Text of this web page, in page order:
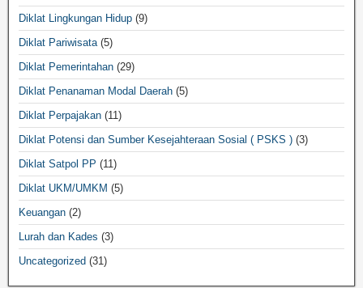
Diklat Lingkungan Hidup (9)
Diklat Pariwisata(5)
Diklat Pemerintahan (29)
Diklat Penanaman Modal Daerah (5)
Diklat Perpajakan (11)
Diklat Potensi dan Sumber Kesejahteraan Sosial ( PSKS ) (3)
Diklat Satpol PP (11)
Diklat UKM/UMKM (5)
Keuangan (2)
Lurah dan Kades (3)
Uncategorized (31)